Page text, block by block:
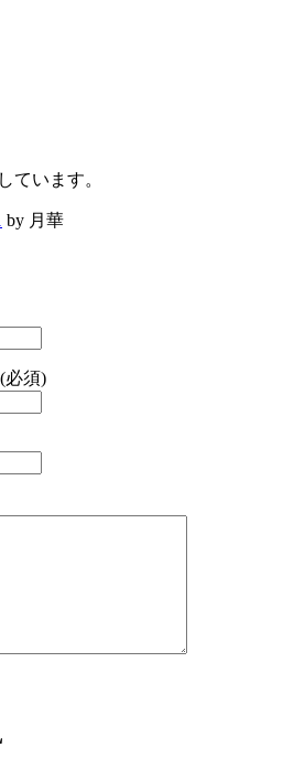
ています。
by 月華
必須)